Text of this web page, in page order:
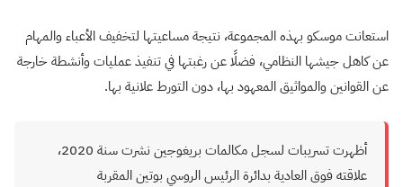
استعانت موسكو بهذه المجموعة، نتيجة مساعيتها لتخفيف الأعباء والمهام
عن كاهل جيشها النظامي، فضلًا عن رغبتها في تنفيذ عمليات وأنشطة خارجة
عن القوانين والمواثيق المعهود بها، دون التورط علانية بها.
أظهرت تسريبات لسجل مكالمات بريغوجين نشرت سنة 2020،
علاقته فوق العادية بدائرة الرئيس الروسي بوتين المقربة